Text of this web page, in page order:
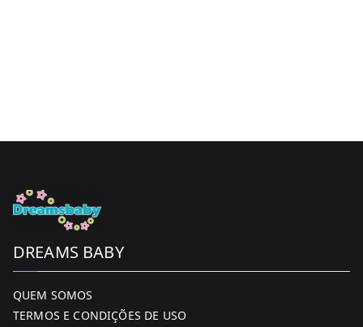
DREAMS BABY
QUEM SOMOS
TERMOS E CONDIÇÕES DE USO